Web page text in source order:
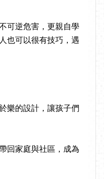
可逆危害，更親自學
也可以很有技巧，遇
樂的設計，讓孩子們
回家庭與社區，成為